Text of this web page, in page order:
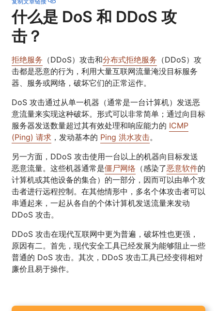
什么是 DoS 和 DDoS 攻
击？
拒绝服务 （DDoS）攻击和分布式拒绝服务 （DDoS）攻
击都是恶意的行为，利用大量互联网流量淹没目标服务
器、服务或网络，破坏它们的正常运作。
DoS 攻击通过从单一机器（通常是一台计算机）发送恶
意流量来实现这种破坏。形式可以非常简单；通过向目标
服务器发送数量超过其有效处理和响应能力的 ICMP
(Ping) 请求 ，发动基本的 Ping 洪水攻击。
另一方面，DDoS 攻击使用一台以上的机器向目标发送
恶意流量。这些机器通常是僵尸网络 （感染了恶意软件的
计算机或其他设备的集合）的一部分，因而可以由单个攻
击者进行远程控制。在其他情形中，多名个体攻击者可以
串通起来，一起从各自的个体计算机发送流量来发动
DDoS 攻击。
DDoS 攻击在现代互联网中更为普遍，破坏性也更强，
原因有二。首先，现代安全工具已经发展为能够阻止一些
普通的 DoS 攻击。其次，DDoS 攻击工具已经变得相对
廉价且易于操作。